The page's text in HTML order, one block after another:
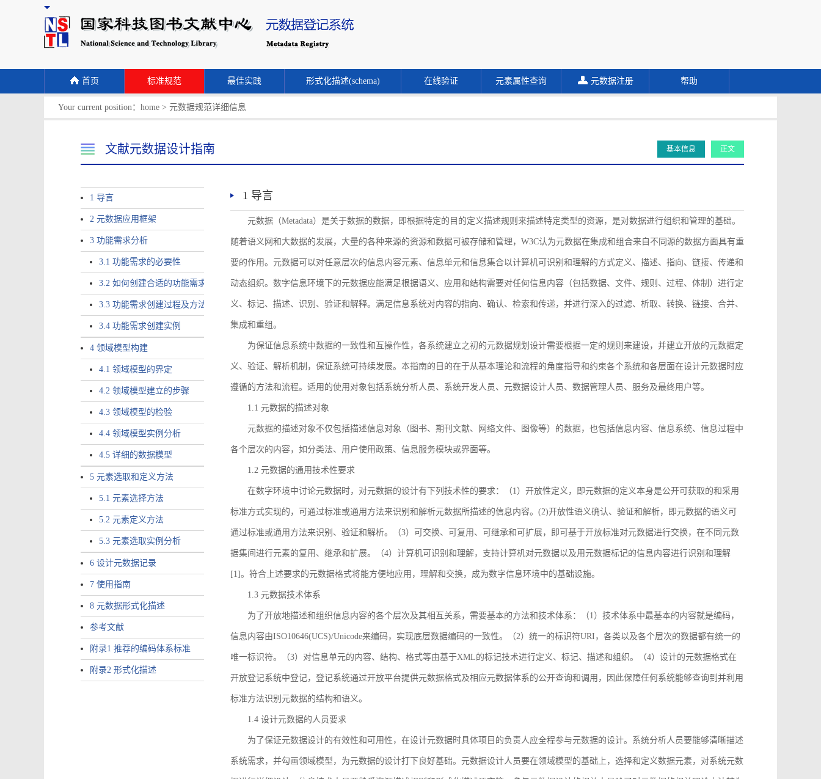
首页 标准规范 最佳实践 形式化描述(schema) 在线验证 元素属性查询 元数据注册 帮助
Your current position： home > 元数据规范详细信息
文献元数据设计指南 基本信息 正文
1 导言
2 元数据应用框架
3 功能需求分析
3.1 功能需求的必要性
3.2 如何创建合适的功能需求
3.3 功能需求创建过程及方法
3.4 功能需求创建实例
4 领域模型构建
4.1 领域模型的界定
4.2 领域模型建立的步骤
4.3 领域模型的检验
4.4 领域模型实例分析
4.5 详细的数据模型
5 元素选取和定义方法
5.1 元素选择方法
5.2 元素定义方法
5.3 元素选取实例分析
6 设计元数据记录
7 使用指南
8 元数据形式化描述
参考文献
附录1 推荐的编码体系标准
附录2 形式化描述
1 导言
元数据（Metadata）是关于数据的数据，即根据特定的目的定义描述规则来描述特定类型的资源，是对数据进行组织和管理的基础。
随着语义网和大数据的发展，大量的各种来源的资源和数据可被存储和管理，W3C认为元数据在集成和组合来自不同源的数据方面具有重
要的作用。元数据可以对任意层次的信息内容元素、信息单元和信息集合以计算机可识别和理解的方式定义、描述、指向、链接、传递和
动态组织。数字信息环境下的元数据应能满足根据语义、应用和结构需要对任何信息内容（包括数据、文件、规则、过程、体制）进行定
义、标记、描述、识别、验证和解释。满足信息系统对内容的指向、确认、检索和传递，并进行深入的过滤、析取、转换、链接、合并、
集成和重组。
为保证信息系统中数据的一致性和互操作性，各系统建立之初的元数据规划设计需要根据一定的规则来建设，并建立开放的元数据定
义、验证、解析机制，保证系统可持续发展。本指南的目的在于从基本理论和流程的角度指导和约束各个系统和各层面在设计元数据时应
遵循的方法和流程。适用的使用对象包括系统分析人员、系统开发人员、元数据设计人员、数据管理人员、服务及最终用户等。
1.1 元数据的描述对象
元数据的描述对象不仅包括描述信息对象（图书、期刊文献、网络文件、图像等）的数据，也包括信息内容、信息系统、信息过程中
各个层次的内容，如分类法、用户使用政策、信息服务模块或界面等。
1.2 元数据的通用技术性要求
在数字环境中讨论元数据时，对元数据的设计有下列技术性的要求：（1）开放性定义，即元数据的定义本身是公开可获取的和采用
标准方式实现的，可通过标准或通用方法来识别和解析元数据所描述的信息内容。(2)开放性语义确认、验证和解析，即元数据的语义可
通过标准或通用方法来识别、验证和解析。（3）可交换、可复用、可继承和可扩展，即可基于开放标准对元数据进行交换，在不同元数
据集间进行元素的复用、继承和扩展。（4）计算机可识别和理解，支持计算机对元数据以及用元数据标记的信息内容进行识别和理解
[1]。符合上述要求的元数据格式将能方便地应用，理解和交换，成为数字信息环境中的基础设施。
1.3 元数据技术体系
为了开放地描述和组织信息内容的各个层次及其相互关系，需要基本的方法和技术体系：（1）技术体系中最基本的内容就是编码，
信息内容由ISO10646(UCS)/Unicode来编码，实现底层数据编码的一致性。（2）统一的标识符URI，各类以及各个层次的数据都有统一的
唯一标识符。（3）对信息单元的内容、结构、格式等由基于XML的标记技术进行定义、标记、描述和组织。（4）设计的元数据格式在
开放登记系统中登记，登记系统通过开放平台提供元数据格式及相应元数据体系的公开查询和调用，因此保障任何系统能够查询到并利用
标准方法识别元数据的结构和语义。
1.4 设计元数据的人员要求
为了保证元数据设计的有效性和可用性，在设计元数据时具体项目的负责人应全程参与元数据的设计。系统分析人员要能够清晰描述
系统需求，并勾画领域模型，为元数据的设计打下良好基础。元数据设计人员要在领域模型的基础上，选择和定义数据元素，对系统元数